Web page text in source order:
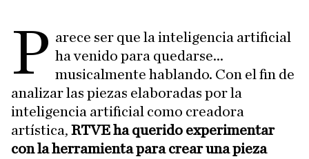
P arece ser que la inteligencia artificial
ha venido para quedarse...
musicalmente hablando. Con el fin de
analizar las piezas elaboradas por la
inteligencia artificial como creadora
artística, RTVE ha querido experimentar
con la herramienta para crear una pieza